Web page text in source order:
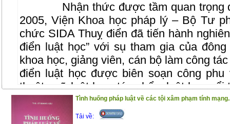
Nhận thức được tầm quan trọng
2005, Viện Khoa học pháp lý – Bộ Tư
chức SIDA Thuỵ điển đã tiến hành
điển luật học” với sụ tham gia của
khoa học, giảng viên, cán bộ làm công
điển luật học được biên soạn công
thuật ngữ luật học; tác phẩm luật học nổi
luật nổi tiếng thế giới và trong lịch sử
quan trọng của hệ thống pháp luật
Tình huống pháp luật về các tội xâm phạm tính
Tải về: